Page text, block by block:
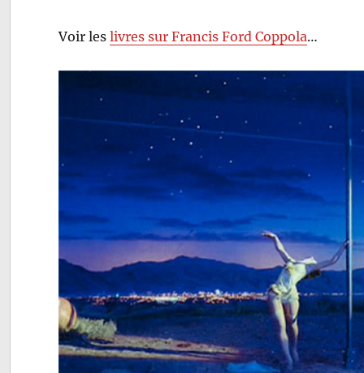
Voir leslivres sur Francis Ford Coppola…